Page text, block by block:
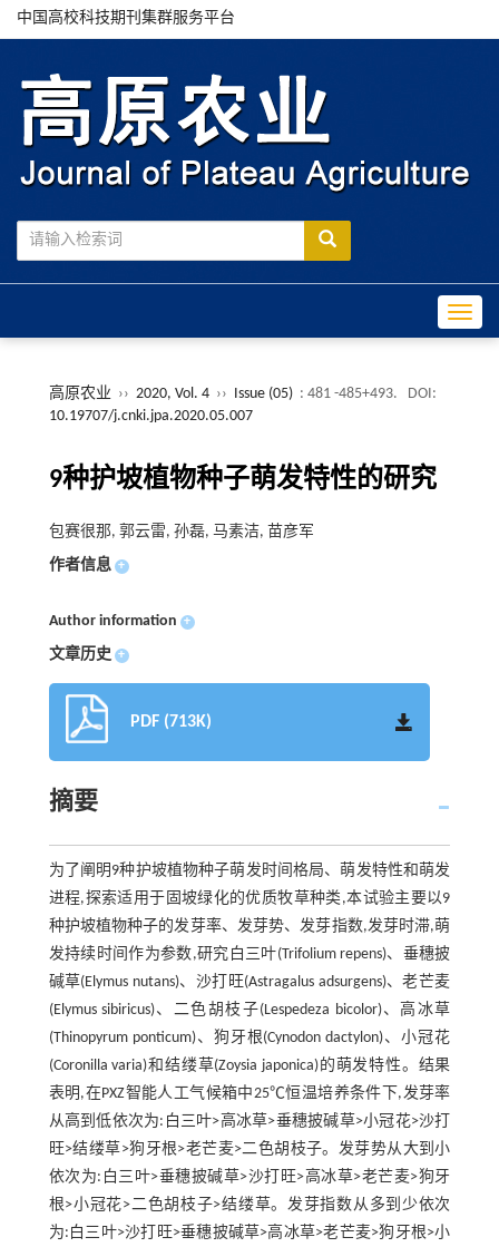
中国高校科技期刊集群服务平台
高原农业 ›› 2020, Vol. 4 ›› Issue (05) : 481 -485+493.
DOI:
10.19707/j.cnki.jpa.2020.05.007
9种护坡植物种子萌发特性的研究
包赛很那, 郭云雷, 孙磊, 马素洁, 苗彦军
作者信息 +
Author information +
文章历史 +
PDF (713K)
摘要
为了阐明9种护坡植物种子萌发时间格局、萌发特性和萌发
进程,探索适用于固坡绿化的优质牧草种类,本试验主要以9
种护坡植物种子的发芽率、发芽势、发芽指数,发芽时滞,萌
发持续时间作为参数,研究白三叶(Trifolium repens)、垂穗披
碱草(Elymus nutans)、沙打旺(Astragalus adsurgens)、老芒麦
(Elymus sibiricus)、二色胡枝子(Lespedeza bicolor)、高冰草
(Thinopyrum ponticum)、狗牙根(Cynodon dactylon)、小冠花
(Coronilla varia)和结缕草(Zoysia japonica)的萌发特性。结果
表明,在PXZ智能人工气候箱中25℃恒温培养条件下,发芽率
从高到低依次为:白三叶>高冰草>垂穗披碱草>小冠花>沙打
旺>结缕草>狗牙根>老芒麦>二色胡枝子。发芽势从大到小
依次为:白三叶>垂穗披碱草>沙打旺>高冰草>老芒麦>狗牙
根>小冠花>二色胡枝子>结缕草。发芽指数从多到少依次
为:白三叶>沙打旺>垂穗披碱草>高冰草>老芒麦>狗牙根>小